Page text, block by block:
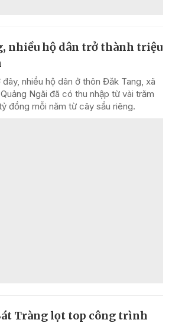
nhiều hộ dân trở thành triệu
nhiều hộ dân ở thôn Đăk Tang, xã
Ngãi đã có thu nhập từ vài trăm
đồng mỗi năm từ cây sầu riêng.
Tràng lọt top công trình